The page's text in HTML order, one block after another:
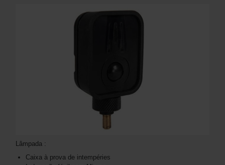
Lâmpada :
Caixa à prova de intempéries